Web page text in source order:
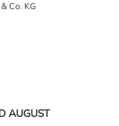
Co. KG
AUGUST